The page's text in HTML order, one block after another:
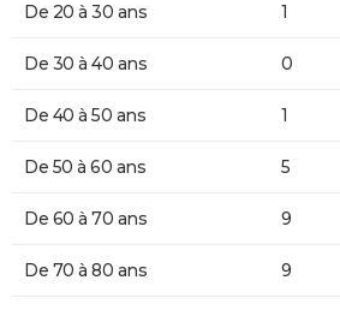
De 20 à 30 ans 1
De 30 à 40 ans 0
De 40 à 50 ans 1
De 50 à 60 ans 5
De 60 à 70 ans 9
De 70 à 80 ans 9